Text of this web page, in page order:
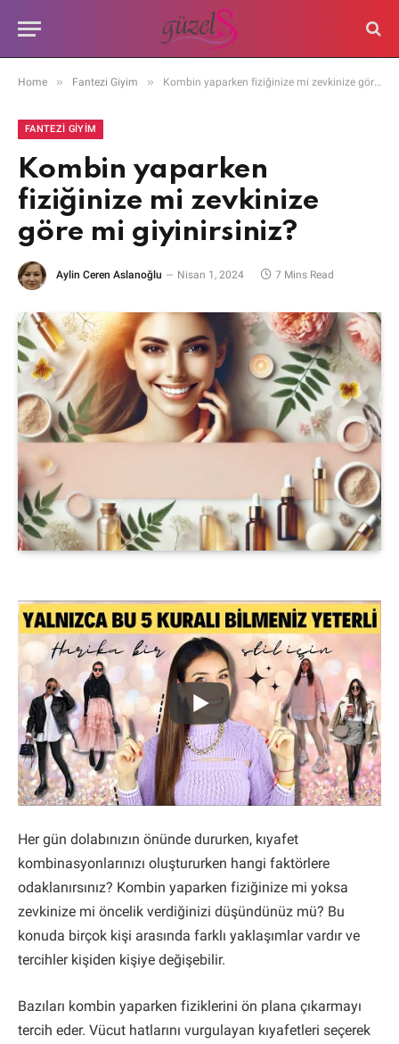
Home » Fantezi Giyim » Kombin yaparken fiziğinize mi zevkinize göre mi giyinirsiniz?
FANTEZI GIYIM
Kombin yaparken
fiziğinize mi zevkinize
göre mi giyinirsiniz?
Aylin Ceren Aslanoğlu Nisan 1, 2024 7 Mins Read
Her gün dolabınızın önünde dururken, kıyafet
kombinasyonlarınızı oluştururken hangi faktörlere
odaklanırsınız? Kombin yaparken fiziğinize mi yoksa
zevkinize mi öncelik verdiğinizi düşündünüz mü? Bu
konuda birçok kişi arasında farklı yaklaşımlar vardır ve
tercihler kişiden kişiye değişebilir.
Bazıları kombin yaparken fiziklerini ön plana çıkarmayı
tercih eder. Vücut hatlarını vurgulayan kıyafetleri seçerek